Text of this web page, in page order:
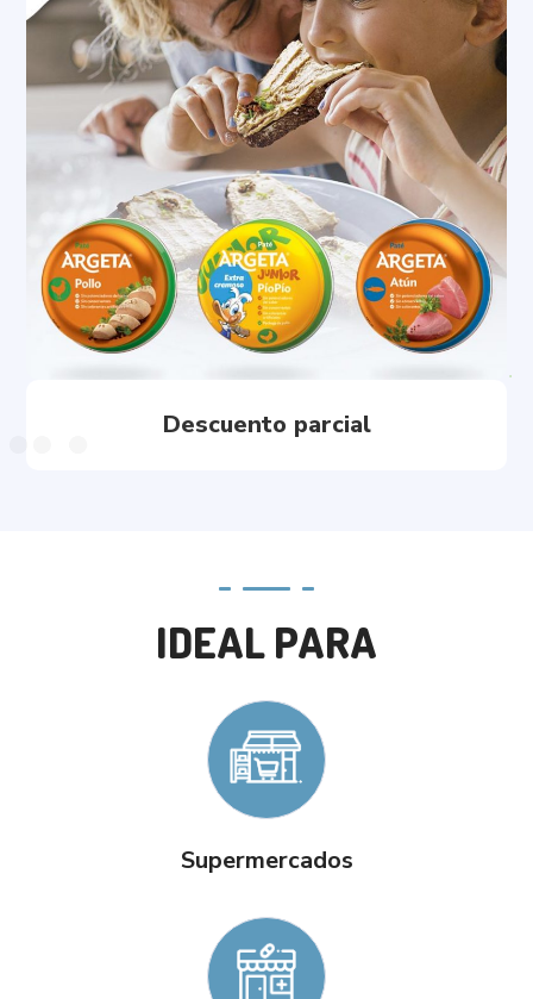
Descuento parcial
IDEAL PARA
Supermercados